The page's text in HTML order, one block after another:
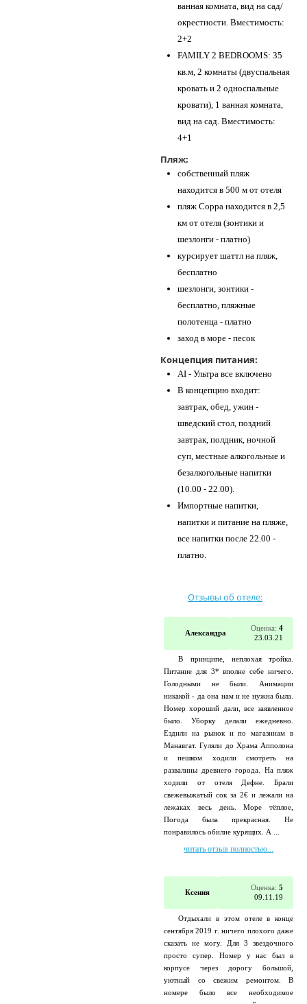
ванная комната, вид на сад/
окрестности. Вместимость:
2+2
FAMILY 2 BEDROOMS: 35
кв.м, 2 комнаты (двуспальная
кровать и 2 односпальные
кровати), 1 ванная комната,
вид на сад. Вместимость:
4+1
Пляж:
собственный пляж
находится в 500 м от отеля
пляж Coppa находится в 2,5
км от отеля (зонтики и
шезлонги - платно)
курсирует шаттл на пляж,
бесплатно
шезлонги, зонтики -
бесплатно, пляжные
полотенца - платно
заход в море - песок
Концепция питания:
AI - Ультра все включено
В концепцию входит:
завтрак, обед, ужин -
шведский стол, поздний
завтрак, полдник, ночной
суп, местные алкогольные и
безалкогольные напитки
(10.00 - 22.00).
Импортные напитки,
напитки и питание на пляже,
все напитки после 22.00 -
платно.
Отзывы об отеле:
Александра
Оценка: 4
23.03.21
В принципе, неплохая тройка.
Питание для 3* вполне себе ничего.
Голодными не были. Анимации
никакой - да она нам и не нужна была.
Номер хороший дали, все заявленное
было. Уборку делали ежедневно.
Ездили на рынок и по магазинам в
Манавгат. Гуляли до Храма Апполона
и пешком ходили смотреть на
развалины древнего города. На пляж
ходили от отеля Дефне. Брали
свежевыжатый сок за 2€ и лежали на
лежаках весь день. Море тёплое,
Погода была прекрасная. Не
понравилось обилие курящих. А ...
читать отзыв полностью...
Ксения
Оценка: 5
09.11.19
Отдыхали в этом отеле в конце
сентября 2019 г. ничего плохого даже
сказать не могу. Для 3 звездочного
просто супер. Номер у нас был в
корпусе через дорогу большой,
уютный со свежим ремонтом. В
номере было все необходимое